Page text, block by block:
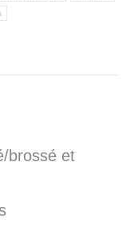
brossé et